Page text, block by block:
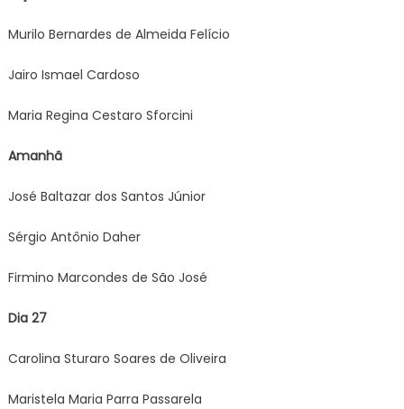
Murilo Bernardes de Almeida Felício
Jairo Ismael Cardoso
Maria Regina Cestaro Sforcini
Amanhã
José Baltazar dos Santos Júnior
Sérgio Antônio Daher
Firmino Marcondes de São José
Dia 27
Carolina Sturaro Soares de Oliveira
Maristela Maria Parra Passarela